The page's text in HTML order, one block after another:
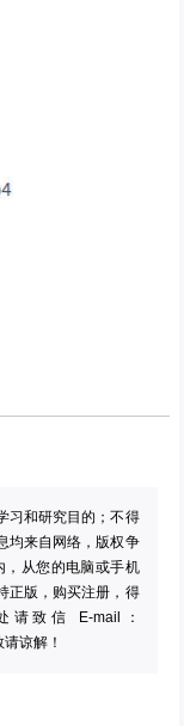
习和研究目的；不得
均来自网络，版权争
，从您的电脑或手机
正版，购买注册，得
致信 E-mail：
谅解！